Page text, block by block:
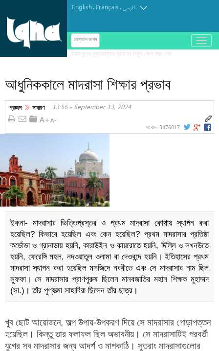
English. Français.فارسی
ডেস্কটপ ভার্শন
باز
و
আধুনিককালে মাদরাসা শিক্ষার প্রভাব
প্রচ্ছদ সাধারণ 13:56 - September 13, 2024
সংবাদ: 3476017
ইকনা- মাদরাসার ভিত্তিপ্রস্তর ও প্রথম মাদরাসা কোথায় স্থাপন করা
হয়েছিল? কিভাবে হয়েছিল এবং কেন হয়েছিল? প্রথম মাদরাসার প্রতিষ্ঠা
কর্ডোভা ও গ্রানাডায় হয়নি, কারাউইন ও কায়রোতে হয়নি, দিল্লি ও লখনউতে
হয়নি, ফেরেঙ্গি মহল, নদওয়াতুল ওলামা বা দেওবন্দে হয়নি। ইতিহাসের প্রথম
মাদরাসা স্থাপন করা হয়েছিল মসজিদে নববীতে এবং সে মাদরাসার নাম ছিল
সুফফা। সে মাদরাসার প্রাণপুরুষ ছিলেন মানবজাতির মহান শিক্ষক মুহাম্মদ
(সা.)। তাঁর পুণ্যাত্মা সাহাবিরা ছিলেন তাঁর ছাত্র।
খুব ছোট আয়োজনে, অল্প উপায়-উপকরণ দিয়ে সে মাদরাসার গোড়াপত্তন
হয়েছিল। কিন্তু তার ফলাফল ছিল অভাবনীয়। সে মাদরাসাটিই পরবর্তী
যুগের সব মাদরাসার জন্য আদর্শ ও মাপকাঠি। সুতরাং মাদরাসাগুলোর